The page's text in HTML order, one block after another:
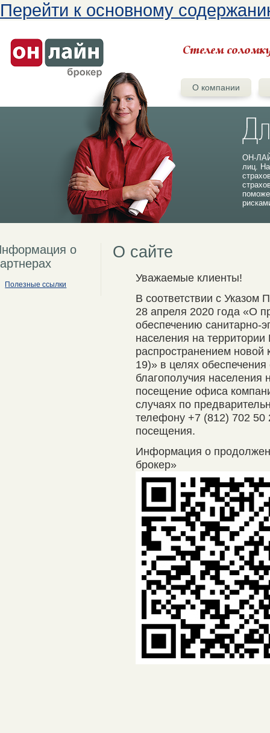
Перейти к основному
О компании
ОН-
лиц.
о
Полезные ссылки
О сайте
Уважаемые клиенты!
В соответствии с Указом
28 апреля 2020 года «О
обеспечению санитарно-
населения на
распространением новой
19)» в целях
благополучия населения
посещение офиса
случаях по
телефону +7 (812) 702 50
посещения.
Информация о
брокер»